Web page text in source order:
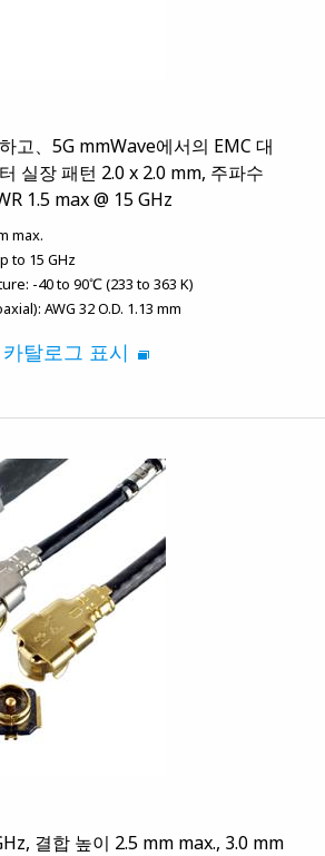
고、5G mmWave에서의 EMC 대
실장 패턴 2.0 x 2.0 mm, 주파수
1.5 max @ 15 GHz
max.
to 15 GHz
-40 to 90℃ (233 to 363 K)
AWG 32 O.D. 1.13 mm
카탈로그 표시
결합 높이 2.5 mm max., 3.0 mm